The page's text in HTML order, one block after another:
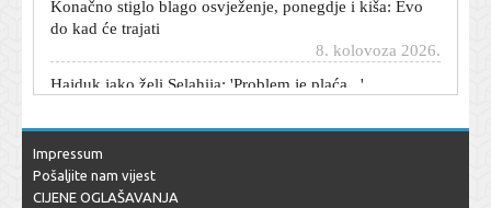
do kad će trajati
Hajduk jako želi Selahija: 'Problem je plaća...'
8. kolovoza 2026.
Iza kulisa vjenčanja Emme Roberts: Glumica je
Impressum
Pošaljite nam vijest
CIJENE OGLAŠAVANJA